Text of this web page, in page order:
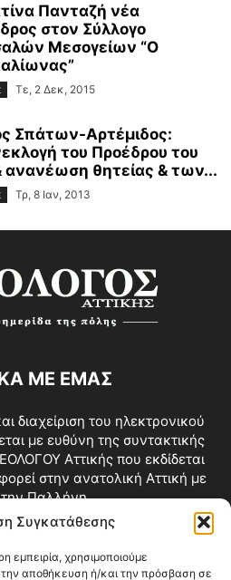
Συγκατάθεσης
εμπειρία, χρησιμοποιούμε
αποθήκευση ή/και την πρόσβαση σε
Πανταζή νέα
στον Σύλλογο
Μεσογείων “Ο
Τε, 2 Δεκ, 2015
Σπάτων-Αρτέμιδος:
του Προέδρου του
ανανέωση θητείας & των...
Τρ, 8 Ιαν, 2013
ΜΕ ΕΜΑΣ
διαχείριση του ηλεκτρονικού
με ευθύνη της συντακτικής
Αττικής που εκδίδεται
στην ανατολική Αττική με
Παλλήνη.